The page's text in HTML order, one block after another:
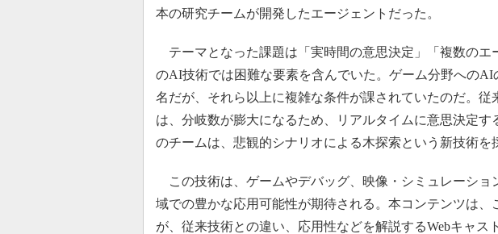
本の研究チームが開発したエージェントだった。
テーマとなった課題は「実時間の意思決定」「複数のエ
のAI技術では困難な要素を含んでいた。ゲーム分野への
名だが、それら以上に複雑な条件が課されていたのだ。従
は、分岐数が膨大になるため、リアルタイムに意思決定す
のチームは、悲観的シナリオによる木探索という新技術を
この技術は、ゲームやデバッグ、映像・シミュレーショ
域での豊かな応用可能性が期待される。本コンテンツは、
が、従来技術との違い、応用性などを解説するWebキャス